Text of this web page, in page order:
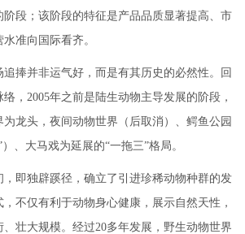
阶段；该阶段的特征是产品品质显著提高、市
准向国际看齐。
捧并非运气好，而是有其历史的必然性。回
，2005年之前是陆生动物主导发展的阶段，
龙头，夜间动物世界（后取消）、鳄鱼公园
）、大马戏为延展的“一拖三”格局。
，即独辟蹊径，确立了引进珍稀动物种群的发
不仅有利于动物身心健康，展示自然天性，
壮大规模。经过20多年发展，野生动物世界